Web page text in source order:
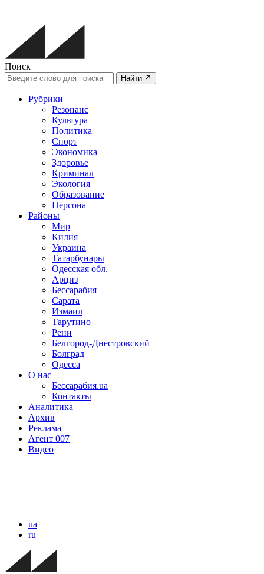
Поиск
Найти
Рубрики
Резонанс
Культура
Политика
Спорт
Экономика
Здоровье
Криминал
Экология
Образование
Персона
Районы
Мир
Килия
Украина
Татарбунары
Одесская обл.
Арциз
Бессарабия
Сарата
Измаил
Тарутино
Рени
Белгород-Днестровский
Болград
Одесса
О нас
Бессарабия.ua
Контакты
Аналитика
Архив
Реклама
Агент 007
Видео
ua
ru